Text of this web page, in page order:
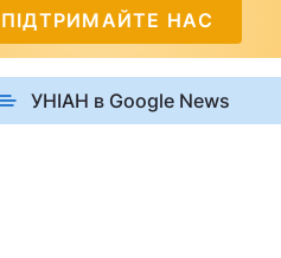
ПІДТРИМАЙТЕ НАС
УНІАН в Google News